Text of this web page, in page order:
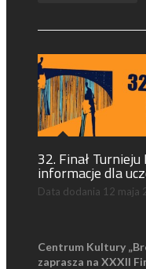
32. Finał
informacje dla
Data dodania 12 maja
Centrum Kultury
zaprasza na XXXII